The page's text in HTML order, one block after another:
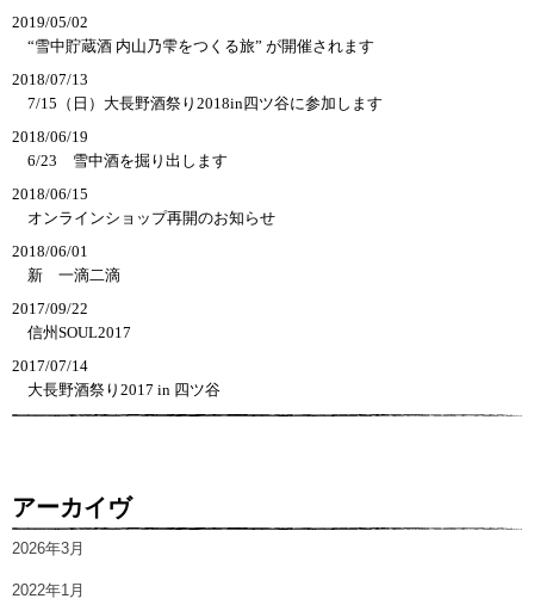
2019/05/02
“雪中貯蔵酒 内山乃雫をつくる旅” が開催されます
2018/07/13
7/15（日）大長野酒祭り2018in四ツ谷に参加します
2018/06/19
6/23　雪中酒を掘り出します
2018/06/15
オンラインショップ再開のお知らせ
2018/06/01
新　一滴二滴
2017/09/22
信州SOUL2017
2017/07/14
大長野酒祭り2017 in 四ツ谷
アーカイヴ
2026年3月
2022年1月